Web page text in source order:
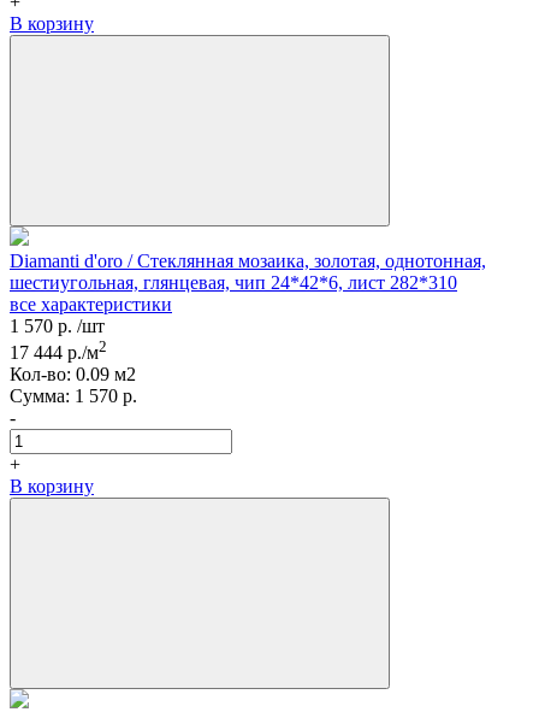
В корзину
Diamanti d'oro / Стеклянная мозаика, золотая, однотонная,
шестиугольная, глянцевая, чип 24*42*6, лист 282*310
все характеристики
1 570 р. /шт
17 444 р./м2
Кол-вo: 0.09 м2
Сумма: 1 570 р.
-
+
В корзину